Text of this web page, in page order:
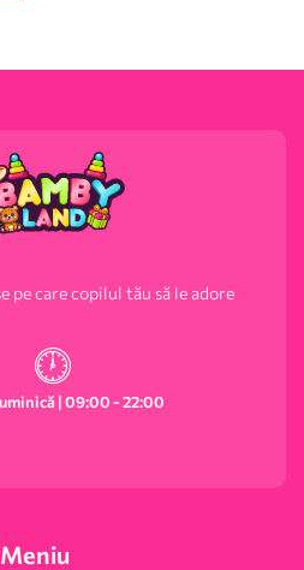
pe care copilul tău să le adore
| 09:00 - 22:00
Meniu